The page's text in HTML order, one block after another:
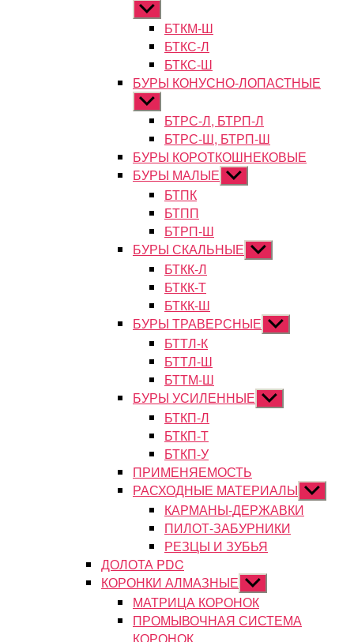
Показывать
подменюБТКМ-Ш
БТКС-Л
БТКС-Ш
БУРЫ КОНУСНО-ЛОПАСТНЫЕ
Показывать
подменюБТРС-Л, БТРП-Л
БТРС-Ш, БТРП-Ш
БУРЫ КОРОТКОШНЕКОВЫЕ
БУРЫ МАЛЫЕ Показывать
подменю
БТПК
БТПП
БТРП-Ш
БУРЫ СКАЛЬНЫЕ Показывать
подменю
БТКК-Л
БТКК-Т
БТКК-Ш
БУРЫ ТРАВЕРСНЫЕ Показывать
подменю
БТТЛ-К
БТТЛ-Ш
БТТМ-Ш
БУРЫ УСИЛЕННЫЕ Показывать
подменю
БТКП-Л
БТКП-Т
БТКП-У
ПРИМЕНЯЕМОСТЬ
РАСХОДНЫЕ МАТЕРИАЛЫ
подменю
КАРМАНЫ-ДЕРЖАВКИ
ПИЛОТ-ЗАБУРНИКИ
РЕЗЦЫ И ЗУБЬЯ
ДОЛОТА PDC
КОРОНКИ АЛМАЗНЫЕ Показывать
подменю
МАТРИЦА КОРОНОК
ПРОМЫВОЧНАЯ СИСТЕМА